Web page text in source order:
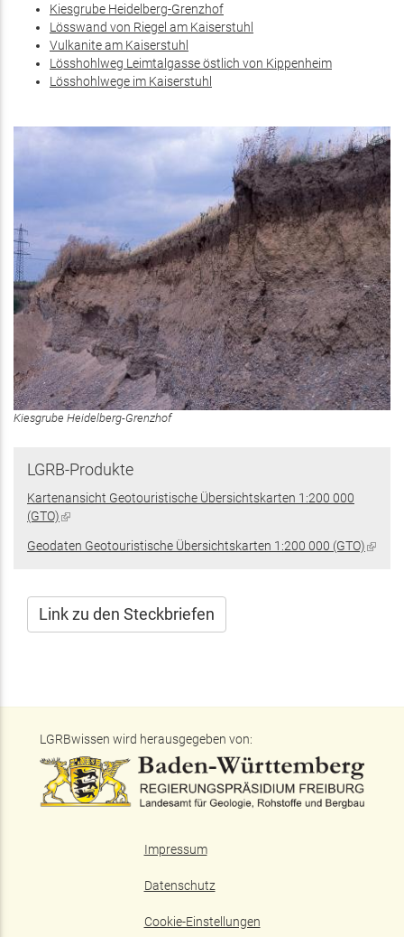
Kiesgrube Heidelberg-Grenzhof
Lösswand von Riegel am Kaiserstuhl
Vulkanite am Kaiserstuhl
Lösshohlweg Leimtalgasse östlich von Kippenheim
Lösshohlwege im Kaiserstuhl
Kiesgrube Heidelberg-Grenzhof
LGRB-Produkte
Kartenansicht Geotouristische Übersichtskarten 1:200 000
(GTO)(Link
extern)
Geodaten Geotouristische Übersichtskarten 1:200 000 (GTO)(Link
Link zu den Steckbriefen
LGRBwissen wird herausgegeben von:
Impressum
Datenschutz
Cookie-Einstellungen